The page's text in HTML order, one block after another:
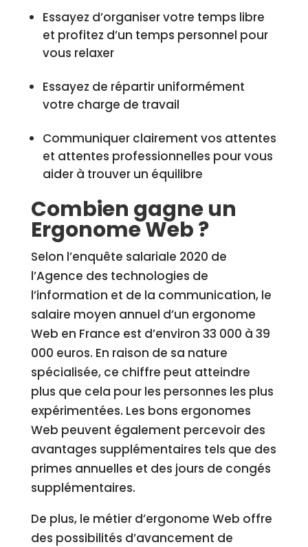
Essayez d’organiser votre temps libre
et profitez d’un temps personnel pour
vous relaxer
Essayez de répartir uniformément
votre charge de travail
Communiquer clairement vos attentes
et attentes professionnelles pour vous
aider à trouver un équilibre
Combien gagne un
Ergonome Web ?
Selon l’enquête salariale 2020 de
l’Agence des technologies de
l’information et de la communication, le
salaire moyen annuel d’un ergonome
Web en France est d’environ 33 000 à 39
000 euros. En raison de sa nature
spécialisée, ce chiffre peut atteindre
plus que cela pour les personnes les plus
expérimentées. Les bons ergonomes
Web peuvent également percevoir des
avantages supplémentaires tels que des
primes annuelles et des jours de congés
supplémentaires.
De plus, le métier d’ergonome Web offre
des possibilités d’avancement de